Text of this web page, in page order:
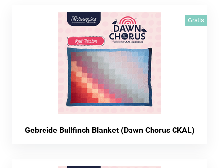
Gratis
Gebreide Bullfinch Blanket (Dawn Chorus CKAL)